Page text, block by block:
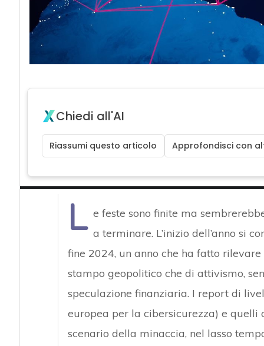
Chiedi all'AI
Riassumi questo articolo Approfondisci con
L e feste sono finite ma
a terminare. L’inizio dell’anno si
fine 2024, un anno che ha fatto
stampo geopolitico che di attivismo,
speculazione finanziaria. I report di
europea per la cibersicurezza) e quelli
scenario della minaccia, nel lasso